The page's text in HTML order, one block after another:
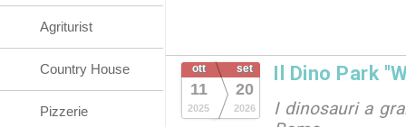
ott
11
2025
set
20
2026
Il Dino Park
I dinosauri a
Agriturist
Country House
Pizzerie